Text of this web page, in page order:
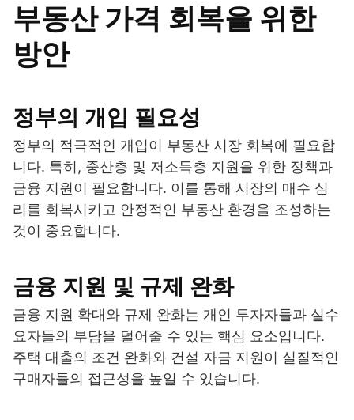
부동산 가격 회복을 위한
방안
정부의 개입 필요성
정부의 적극적인 개입이 부동산 시장 회복에 필요합
니다. 특히, 중산층 및 저소득층 지원을 위한 정책과
금융 지원이 필요합니다. 이를 통해 시장의 매수 심
리를 회복시키고 안정적인 부동산 환경을 조성하는
것이 중요합니다.
금융 지원 및 규제 완화
금융 지원 확대와 규제 완화는 개인 투자자들과 실수
요자들의 부담을 덜어줄 수 있는 핵심 요소입니다.
주택 대출의 조건 완화와 건설 자금 지원이 실질적인
구매자들의 접근성을 높일 수 있습니다.